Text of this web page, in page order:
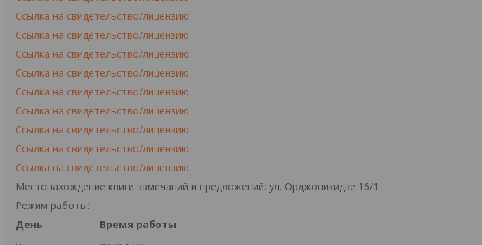
Ссылка на свидетельство/лицензию
Ссылка на свидетельство/лицензию
Ссылка на свидетельство/лицензию
Ссылка на свидетельство/лицензию
Ссылка на свидетельство/лицензию
Ссылка на свидетельство/лицензию
Ссылка на свидетельство/лицензию
Ссылка на свидетельство/лицензию
Ссылка на свидетельство/лицензию
Местонахождение книги замечаний и предложений: ул. Орджоникидзе 16/1
Режим работы:
День
Время работы